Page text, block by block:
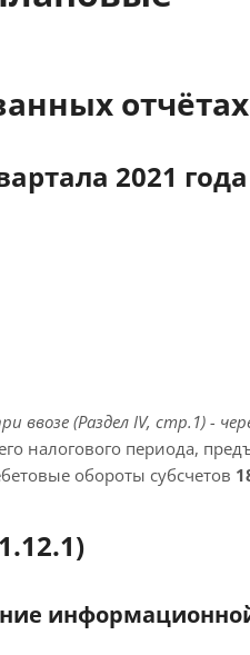
отчётах
2021
ввозе (Раздел IV, стр.1) -
налогового периода,
обороты субсчетов